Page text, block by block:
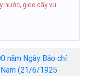
nước, gieo cấy vụ
năm Ngày Báo chí
(21/6/1925 -